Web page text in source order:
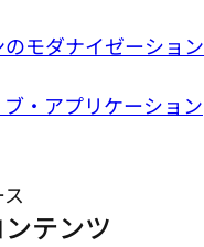
モダナイゼーション
・アプリケーション
テンツ